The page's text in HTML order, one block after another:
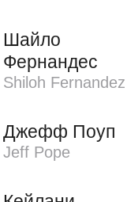
Шайло
Фернандес
Shiloh Fernandez
Джефф Поуп
Jeff Pope